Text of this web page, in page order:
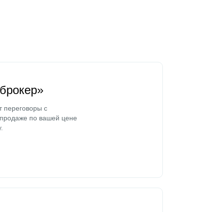
переговоры с
по вашей цене